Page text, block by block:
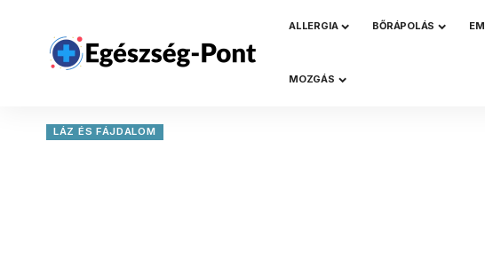
ALLERGIA BŐRÁPOLÁS
MOZGÁS
LÁZ ÉS FÁJDALOM